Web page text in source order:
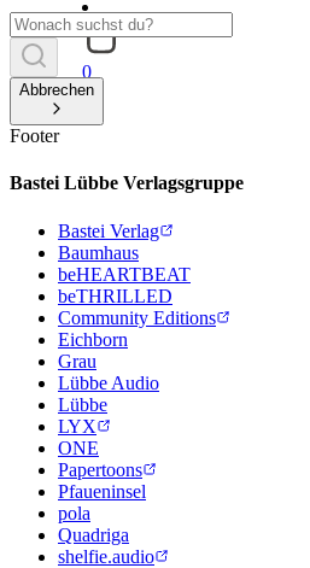
0
Abbrechen
Footer
Bastei Lübbe Verlagsgruppe
Bastei Verlag
Baumhaus
beHEARTBEAT
beTHRILLED
Community Editions
Eichborn
Grau
Lübbe Audio
Lübbe
LYX
ONE
Papertoons
Pfaueninsel
pola
Quadriga
shelfie.audio